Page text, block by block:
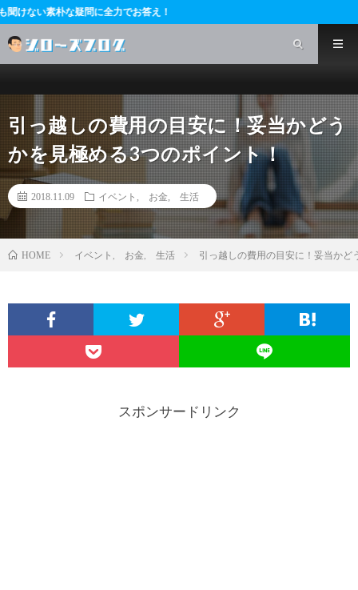
問に全力でお答え！
引っ越しの費用の目安に！妥当かどう
かを見極める3つのポイント！
2018.11.09 イベント お金 生活
HOME イベント , お金, 生活 引っ越しの費用の目安に！妥当か
スポンサードリンク